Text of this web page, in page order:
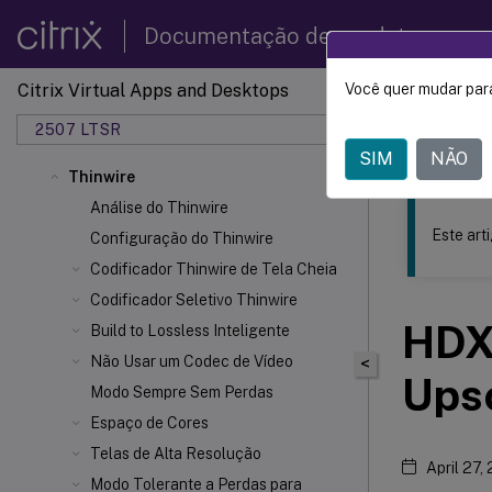
Documentação de produtos
Citrix Virtual Apps and Desktops
2507 LTSR
Thinwire
Análise do Thinwire
Configuração do Thinwire
Codificador Thinwire de Tela Cheia
Codificador Seletivo Thinwire
Build to Lossless Inteligente
Não Usar um Codec de Vídeo
Modo Sempre Sem Perdas
Espaço de Cores
Telas de Alta Resolução
Modo Tolerante a Perdas para
Este
Citrix
<
Este
April 27,
Você quer mudar
SIM NÃO